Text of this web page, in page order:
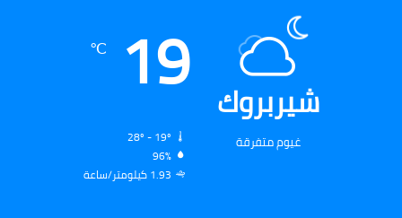
شيربروك
غيوم متفرقة
19
℃
96%
1.93 كيلومتر/ساعة